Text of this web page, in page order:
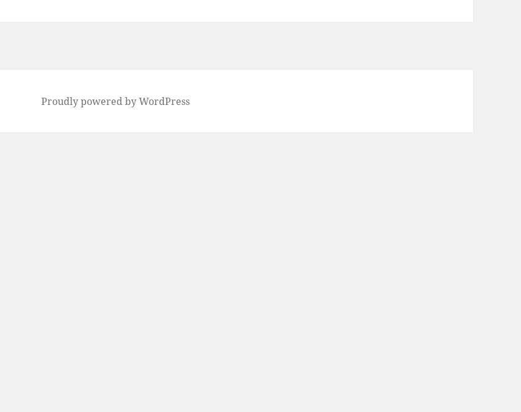
Proudly powered by WordPress